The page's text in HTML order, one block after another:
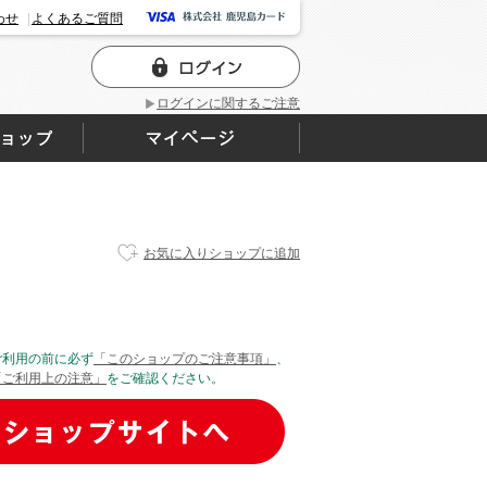
ログインに関するご注意
せ よくあるご質問
お気に入りショップに追加
用の前に必ず 「このショップのご注意事項」 、
利用上の注意」 をご確認ください。